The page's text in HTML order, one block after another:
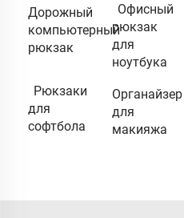
Дорожный
компьютерный
рюкзак
Офисный
рюкзак
для
ноутбука
Рюкзаки
для
софтбола
Органайзер
для
макияжа